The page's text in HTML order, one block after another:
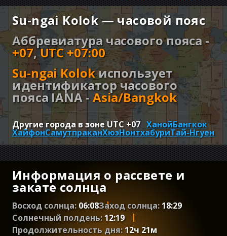
Su-ngai Kolok — часовой пояс
Аббревиатура часового пояса -
+07,UTC +07:00
Su-ngai Kolokиспользует
идентификатор часового
пояса IANA -Asia/Bangkok
Другие города в зоне UTC +07 ХанойБангкок
ХайфонСамутпраканХюэНонтхабуриТай-Нгуен
Информация о рассвете и
закате солнца
Восход солнца: 06:08Заход солнца: 18:29
Солнечный полдень: 12:19
Продолжительность дня: 12ч 21м